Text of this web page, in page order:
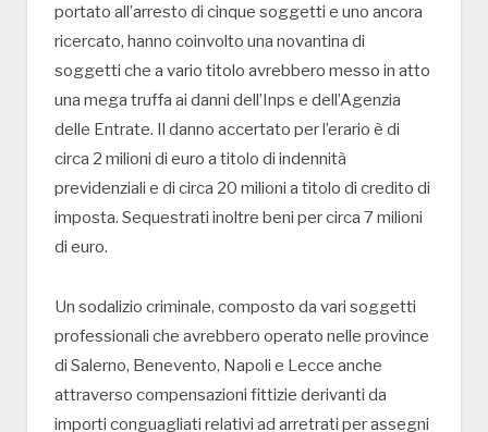
portato all’arresto di cinque soggetti e uno ancora
ricercato, hanno coinvolto una novantina di
soggetti che a vario titolo avrebbero messo in atto
una mega truffa ai danni dell’Inps e dell’Agenzia
delle Entrate. Il danno accertato per l’erario è di
circa 2 milioni di euro a titolo di indennità
previdenziali e di circa 20 milioni a titolo di credito di
imposta. Sequestrati inoltre beni per circa 7 milioni
di euro.
Un sodalizio criminale, composto da vari soggetti
professionali che avrebbero operato nelle province
di Salerno, Benevento, Napoli e Lecce anche
attraverso compensazioni fittizie derivanti da
importi conguagliati relativi ad arretrati per assegni